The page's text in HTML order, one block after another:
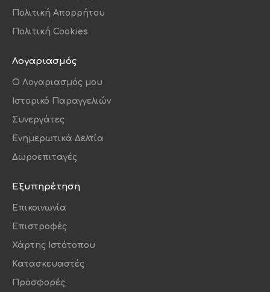
Πολιτική Απορρήτου
Πολιτική Cookies
Λογαριασμός
O Λογαριασμός μου
Ιστορικό Παραγγελιών
Συνεργάτες
Ενημερωτικά Δελτία
Δωροεπιταγές
Εξυπηρέτηση
Επικοινωνία
Επιστροφές
Χάρτης Ιστότοπου
Κατασκευαστές
Προσφορές